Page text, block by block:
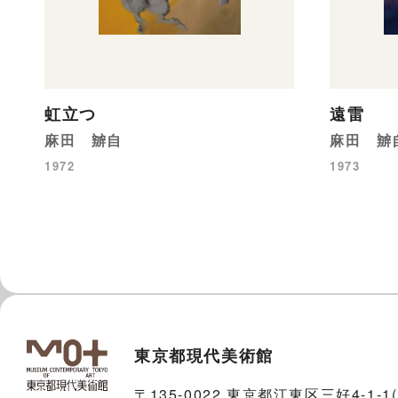
虹立つ
麻田 辧自
1972
遠雷
麻田 辧
1973
東京都現代美術館
〒135-0022 東京都江東区三好4-1-